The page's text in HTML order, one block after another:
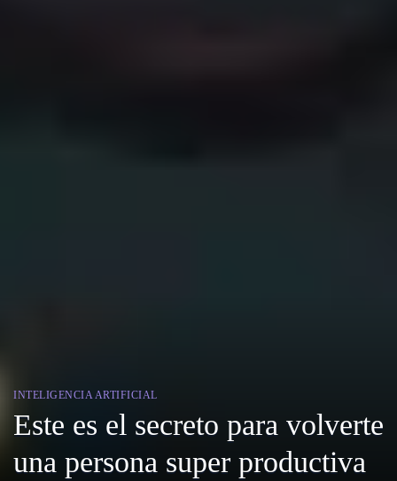
INTELIGENCIA ARTIFICIAL
Este es el secreto para volverte
una persona super productiva